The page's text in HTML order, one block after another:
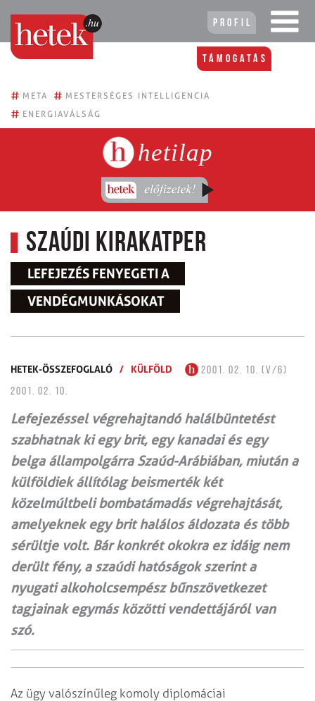
Profil
Támogatás
# META # MESTERSÉGES INTELLIGENCIA
# ENERGIAVÁLSÁG
hetilap
Szaúdi kirakatper
LEFEJEZÉS FENYEGETI A
VENDÉGMUNKÁSOKAT
HETEK-ÖSSZEFOGLALÓ / KÜLFÖLD
2001. 02. 10. (V/6)
2001. 02. 10.
Lefejezéssel végrehajtandó halálbüntetést
szabhatnak ki egy brit, egy kanadai és egy
belga állampolgárra Szaúd-Arábiában, miután a
külföldiek állítólag beismerték két
közelmúltbeli bombatámadás végrehajtását,
amelyeknek egy brit halálos áldozata és több
sérültje volt. Bár konkrét okokra ez idáig nem
derült fény, a szaúdi hatóságok szerint a
nyugati alkoholcsempész bűnszövetkezet
tagjainak egymás közötti vendettájáról van
szó.
Az ügy valószínűleg komoly diplomáciai